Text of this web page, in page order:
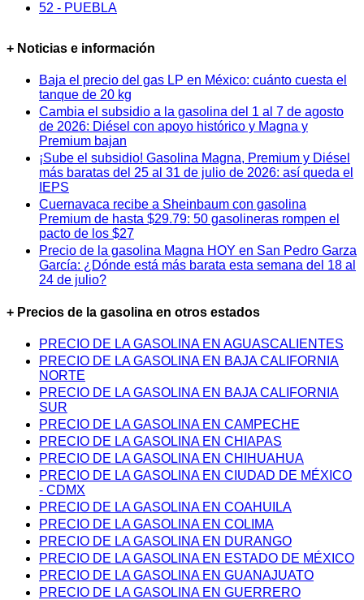
52 - PUEBLA
+ Noticias e información
Baja el precio del gas LP en México: cuánto cuesta el
tanque de 20 kg
Cambia el subsidio a la gasolina del 1 al 7 de agosto
de 2026: Diésel con apoyo histórico y Magna y
Premium bajan
¡Sube el subsidio! Gasolina Magna, Premium y Diésel
más baratas del 25 al 31 de julio de 2026: así queda el
IEPS
Cuernavaca recibe a Sheinbaum con gasolina
Premium de hasta $29.79: 50 gasolineras rompen el
pacto de los $27
Precio de la gasolina Magna HOY en San Pedro Garza
García: ¿Dónde está más barata esta semana del 18 al
24 de julio?
+ Precios de la gasolina en otros estados
PRECIO DE LA GASOLINA EN AGUASCALIENTES
PRECIO DE LA GASOLINA EN BAJA CALIFORNIA
NORTE
PRECIO DE LA GASOLINA EN BAJA CALIFORNIA
SUR
PRECIO DE LA GASOLINA EN CAMPECHE
PRECIO DE LA GASOLINA EN CHIAPAS
PRECIO DE LA GASOLINA EN CHIHUAHUA
PRECIO DE LA GASOLINA EN CIUDAD DE MÉXICO
- CDMX
PRECIO DE LA GASOLINA EN COAHUILA
PRECIO DE LA GASOLINA EN COLIMA
PRECIO DE LA GASOLINA EN DURANGO
PRECIO DE LA GASOLINA EN ESTADO DE MÉXICO
PRECIO DE LA GASOLINA EN GUANAJUATO
PRECIO DE LA GASOLINA EN GUERRERO